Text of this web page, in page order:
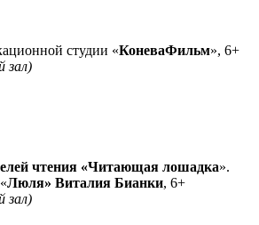
студии «КоневаФильм», 6+
зал)
чтения «Читающая лошадка».
Люля» Виталия Бианки, 6+
зал)